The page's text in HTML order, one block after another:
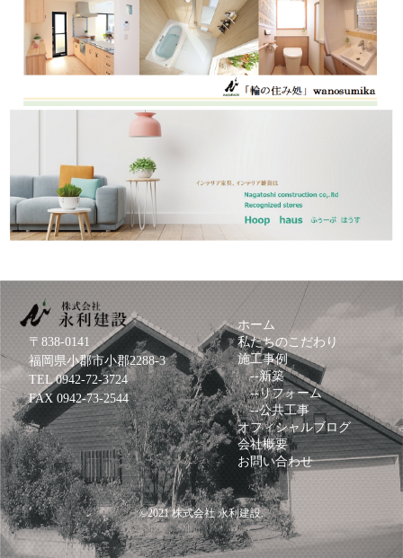
〒838-0141
福岡県小郡市小郡2288-3
TEL0942-72-3724
FAX 0942-73-2544
ホーム
私たちのこだわり
施工事例
--新築
--リフォーム
--公共工事
オフィシャルブログ
会社概要
お問い合わせ
©2021株式会社 永利建設.